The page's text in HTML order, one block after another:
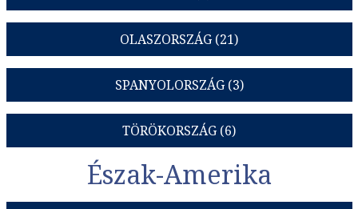
OLASZORSZÁG (21)
SPANYOLORSZÁG (3)
TÖRÖKORSZÁG (6)
Észak-Amerika